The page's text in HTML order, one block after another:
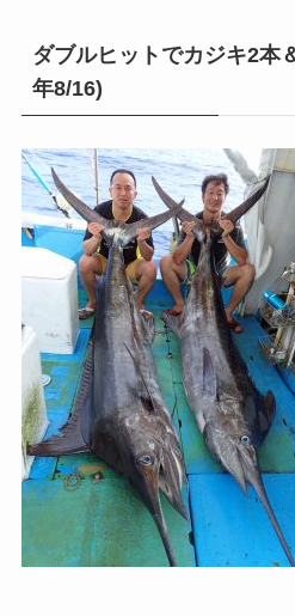
ダブルヒットでカジキ2本
年8/16)